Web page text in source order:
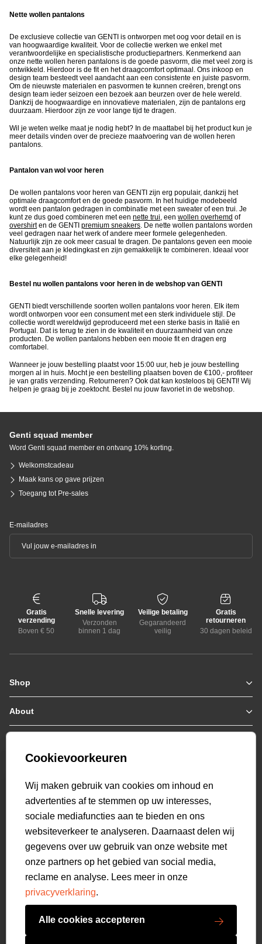
Nette wollen pantalons
De exclusieve collectie van GENTI is ontworpen met oog voor detail en is
van hoogwaardige kwaliteit. Voor de collectie werken we enkel met
verantwoordelijke en specialistische productiepartners. Kenmerkend aan
onze nette wollen heren pantalons is de goede pasvorm, die met veel zorg is
ontwikkeld. Hierdoor is de fit en het draagcomfort optimaal. Ons inkoop en
design team besteedt veel aandacht aan een consistente en juiste pasvorm.
Om de nieuwste materialen en pasvormen te kunnen creëren, brengt ons
design team ieder seizoen een bezoek aan beurzen over de hele wereld.
Dankzij de hoogwaardige en innovatieve materialen, zijn de pantalons erg
duurzaam. Hierdoor zijn ze voor lange tijd te dragen.
Wil je weten welke maat je nodig hebt? In de maattabel bij het product kun je
meer details vinden over de precieze maatvoering van de wollen heren
pantalons.
Pantalon van wol voor heren
De wollen pantalons voor heren van GENTI zijn erg populair, dankzij het
optimale draagcomfort en de goede pasvorm. In het huidige modebeeld
wordt een pantalon gedragen in combinatie met een sweater of een trui. Je
kunt ze dus goed combineren met een nette trui , een wollen overhemd of
overshirten de GENTI premium sneakers . De nette wollen pantalons worden
veel gedragen naar het werk of andere meer formele gelegenheden.
Natuurlijk zijn ze ook meer casual te dragen. De pantalons geven een mooie
diversiteit aan je kledingkast en zijn gemakkelijk te combineren. Ideaal voor
elke gelegenheid!
Bestel nu wollen pantalons voor heren in de webshop van GENTI
GENTI biedt verschillende soorten wollen pantalons voor heren. Elk item
wordt ontworpen voor een consument met een sterk individuele stijl. De
collectie wordt wereldwijd geproduceerd met een sterke basis in Italië en
Portugal. Dat is terug te zien in de kwaliteit en duurzaamheid van onze
producten. De wollen pantalons hebben een mooie fit en dragen erg
comfortabel.
Wanneer je jouw bestelling plaatst voor 15:00 uur, heb je jouw bestelling
morgen al in huis. Mocht je een bestelling plaatsen boven de €100,- profiteer
je van gratis verzending. Retourneren? Ook dat kan kosteloos bij GENTI! Wij
helpen je graag bij je zoektocht. Bestel nu jouw favoriet in de webshop.
Genti squad member
Word Genti squad member en ontvang 10% korting.
Welkomstcadeau
Maak kans op gave prijzen
Toegang tot Pre-sales
E-mailadres
Gratis
verzending
Boven € 50
Snelle levering
Verzonden
binnen 1 dag
Veilige betaling
Gegarandeerd
veilig
Gratis
retourneren
30 dagen beleid
Shop
Zomerjassen
Jassen / Coats
Colberts
Hoodies
Polo's
T-shirts
Overshirts
Overhemden
Sweatpants
Broeken
Short sweatpants
Shorts
Schoenen
Swimwear
Accessoires
About
Who we are
Genti X PSV
Bestellen & Betalen
Retourneren
Veelgestelde vragen
Mijn Account
beoordelingen
Cookievoorkeuren
Wij maken gebruik van cookies om inhoud en
advertenties af te stemmen op uw interesses,
sociale mediafuncties aan te bieden en ons
websiteverkeer te analyseren. Daarnaast delen wij
gegevens over uw gebruik van onze website met
onze partners op het gebied van social media,
reclame en analyse. Lees meer in onze
privacyverklaring.
Alle cookies accepteren